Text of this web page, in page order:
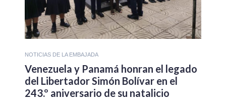
NOTICIAS DE LA EMBAJADA
Venezuela y Panamá honran el legado
del Libertador Simón Bolívar en el
243.º aniversario de su natalicio